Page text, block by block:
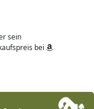
sein
bei